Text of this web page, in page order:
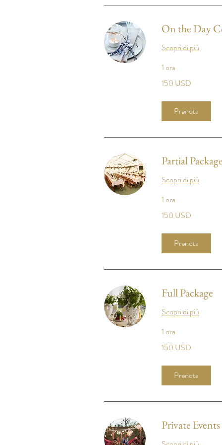
On the Day
Scopri di più
1 ora
dollari
150 USD
Prenota
Partial
Scopri di più
1 ora
dollari
150 USD
Prenota
Full Package
Scopri di più
1 ora
dollari
150 USD
Prenota
Private Events